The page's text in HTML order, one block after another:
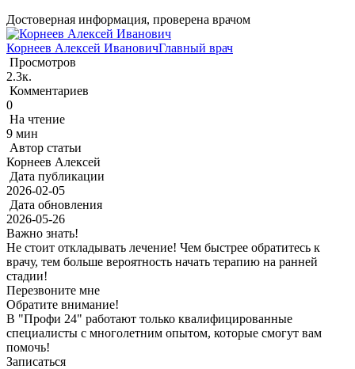
Достоверная информация, проверена врачом
Корнеев Алексей ИвановичГлавный врач
Просмотров
2.3к.
Комментариев
0
На чтение
9 мин
Автор статьи
Корнеев Алексей
Дата публикации
2026-02-05
Дата обновления
2026-05-26
Важно знать!
Не стоит откладывать лечение! Чем быстрее обратитесь к
врачу, тем больше вероятность начать терапию на ранней
стадии!
Перезвоните мне
Обратите внимание!
В "Профи 24" работают только квалифицированные
специалисты с многолетним опытом, которые смогут вам
помочь!
Записаться